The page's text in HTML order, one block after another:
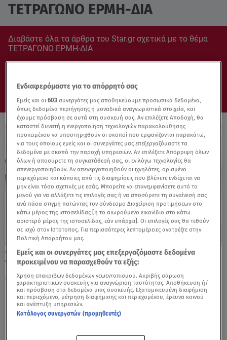
ΤΕΤΡΑΓΩΝΟ ΕΡΜΗ-ΔΙΑ
Διαβάστε όλα τα άρθρα του Star.gr σχετικά με το θέμα
ΤΕΤΡΑΓΩΝΟ ΕΡΜΗ-ΔΙΑ
20.02.25, 17:40
Τετράγωνο Ερμή-Δία: Τα ζώδια που θα
επηρεαστούν περισσότερο
Ενδιαφερόμαστε για το απόρρητό σας
Εμείς και οι603 συνεργάτες μας αποθηκεύουμε προσωπικά δεδομένα,
όπως δεδομένα περιήγησης ή μοναδικά αναγνωριστικά στοιχεία, και
έχουμε πρόσβαση σε αυτά στη συσκευή σας. Αν επιλέξετε Αποδοχή, θα
καταστεί δυνατή η ενεργοποίηση τεχνολογιών παρακολούθησης
προκειμένου να υποστηριχθούν οι σκοποί που εμφανίζονται παρακάτω,
για τους οποίους εμείς και οι συνεργάτες μας επεξεργαζόμαστε τα
δεδομένα με σκοπό την παροχή υπηρεσιών. Αν επιλέξετε Απόρριψη όλων
όλων ή αποσύρετε τη συγκατάθεσή σας, οι εν λόγω τεχνολογίες θα
απενεργοποιηθούν. Αν απενεργοποιηθούν οι ιχνηλάτες, ορισμένο
περιεχόμενο και κάποιες από τις διαφημίσεις που βλέπετε ενδέχεται να
μην είναι τόσο σχετικές με εσάς. Μπορείτε να επανεμφανίσετε αυτό το
μενού για να αλλάξετε τις επιλογές σας ή να αποσύρετε τη συναίνεσή σας
ανά πάσα στιγμή πατώντας τον σύνδεσμο Διαχείριση προτιμήσεων στο
κάτω μέρος της ιστοσελίδας [ή το αιωρούμενο εικονίδιο στο κάτω
αριστερό μέρος της ιστοσελίδας, εάν υπάρχει]. Οι επιλογές σας θα τεθούν
σε ισχύ στον Ιστότοπος. Για περισσότερες λεπτομέρειες ανατρέξτε στην
Πολιτική Απορρήτου μας.
Εμείς και οι συνεργάτες μας επεξεργαζόμαστε δεδομένα
προκειμένου να παρασχεθούν τα εξής:
Χρήση επακριβών δεδομένων γεωεντοπισμού. Ακριβής σάρωση
χαρακτηριστικών συσκευής για αναγνώριση ταυτότητας. Αποθήκευση ή/
και πρόσβαση στα δεδομένα μιας συσκευής. Εξατομικευμένη διαφήμιση
και περιεχόμενο, μέτρηση διαφήμισης και περιεχομένου, έρευνα κοινού
και ανάπτυξη υπηρεσιών.
Κατάλογος συνεργατών (προμηθευτές)